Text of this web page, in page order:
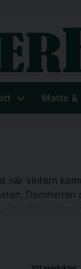
Matte &
när vintern